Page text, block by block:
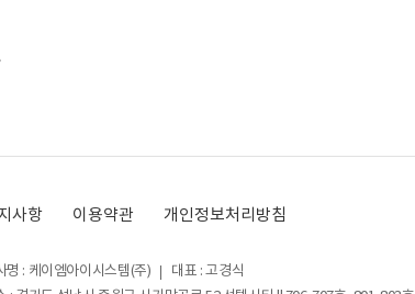
사항 이용약관 개인정보처리방침
명 : 케이엠아이시스템(주)
대표 : 고경식